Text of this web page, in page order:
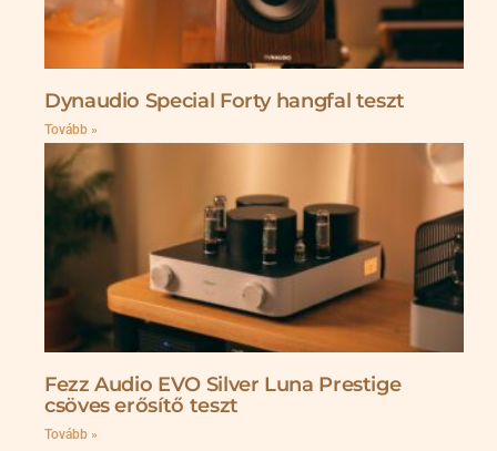
Dynaudio Special Forty hangfal teszt
Tovább »
Fezz Audio EVO Silver Luna Prestige
csöves erősítő teszt
Tovább »